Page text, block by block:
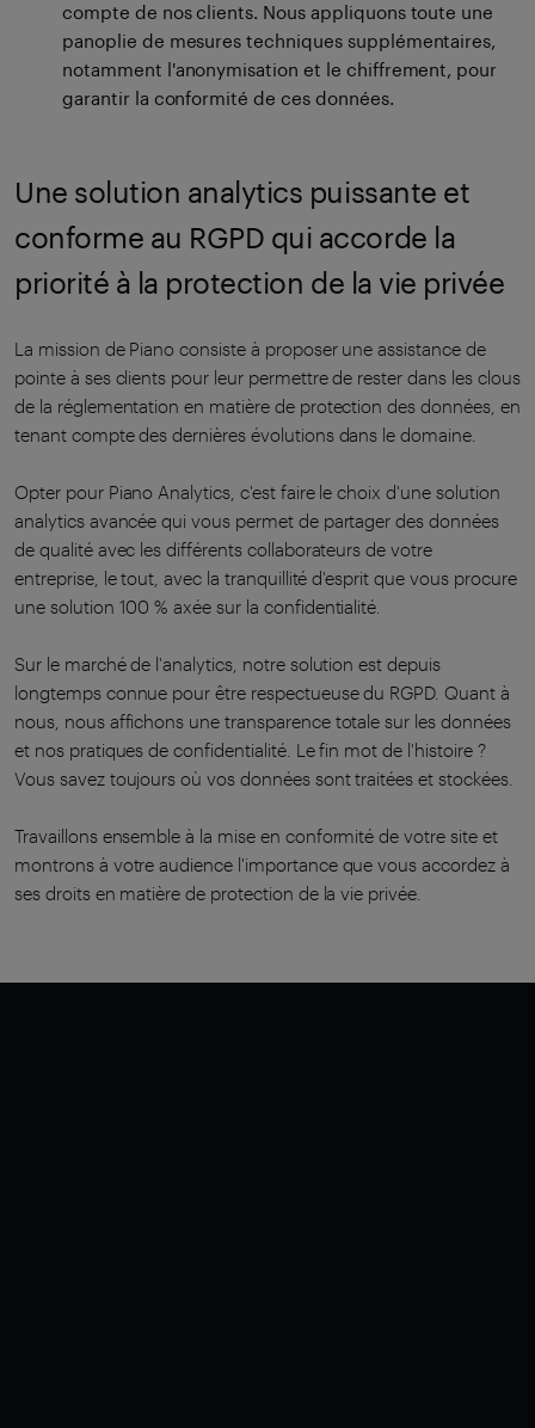
compte de nos clients. Nous appliquons toute une
panoplie de mesures techniques supplémentaires,
notamment l'anonymisation et le chiffrement, pour
garantir la conformité de ces données.
Une solution analytics puissante et
conforme au RGPD qui accorde la
priorité à la protection de la vie privée
La mission de Piano consiste à proposer une assistance de
pointe à ses clients pour leur permettre de rester dans les clous
de la réglementation en matière de protection des données, en
tenant compte des dernières évolutions dans le domaine.
Opter pour Piano Analytics, c'est faire le choix d'une solution
analytics avancée qui vous permet de partager des données
de qualité avec les différents collaborateurs de votre
entreprise, le tout, avec la tranquillité d'esprit que vous procure
une solution 100 % axée sur la confidentialité.
Sur le marché de l'analytics, notre solution est depuis
longtemps connue pour être respectueuse du RGPD. Quant à
nous, nous affichons une transparence totale sur les données
et nos pratiques de confidentialité. Le fin mot de l'histoire ?
Vous savez toujours où vos données sont traitées et stockées.
Travaillons ensemble à la mise en conformité de votre site et
montrons à votre audience l'importance que vous accordez à
ses droits en matière de protection de la vie privée.